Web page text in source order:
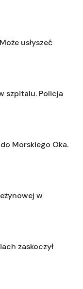
usłyszeć
szpitalu. Policja
Morskiego Oka.
w
zaskoczył